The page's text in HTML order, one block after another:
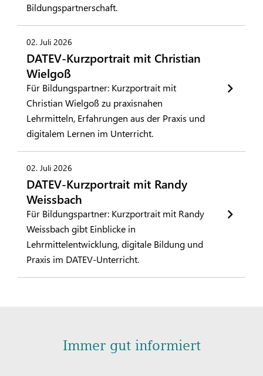
Bildungspartnerschaft.
02. Juli 2026
DATEV-Kurzportrait mit Christian
Wielgoß
Für Bildungspartner: Kurzportrait mit
Christian Wielgoß zu praxisnahen
Lehrmitteln, Erfahrungen aus der Praxis und
digitalem Lernen im Unterricht.
02. Juli 2026
DATEV-Kurzportrait mit Randy
Weissbach
Für Bildungspartner: Kurzportrait mit Randy
Weissbach gibt Einblicke in
Lehrmittelentwicklung, digitale Bildung und
Praxis im DATEV-Unterricht.
Immer gut informiert